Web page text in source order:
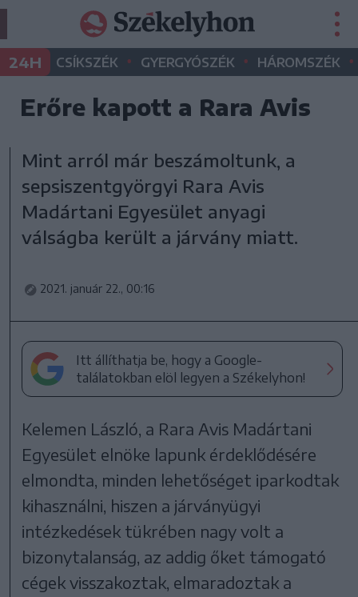
24H CSÍKSZÉK • GYERGYÓSZÉK • HÁROMSZÉK •
Erőre kapott a Rara Avis
Mint arról már beszámoltunk, a
sepsiszentgyörgyi Rara Avis
Madártani Egyesület anyagi
válságba került a járvány miatt.
2021. január 22., 00:16
Itt állíthatja be, hogy a Google-
találatokban elöl legyen a Székelyhon!
Kelemen László, a Rara Avis Madártani
Egyesület elnöke lapunk érdeklődésére
elmondta, minden lehetőséget iparkodtak
kihasználni, hiszen a járványügyi
intézkedések tükrében nagy volt a
bizonytalanság, az addig őket támogató
cégek visszakoztak, elmaradoztak a